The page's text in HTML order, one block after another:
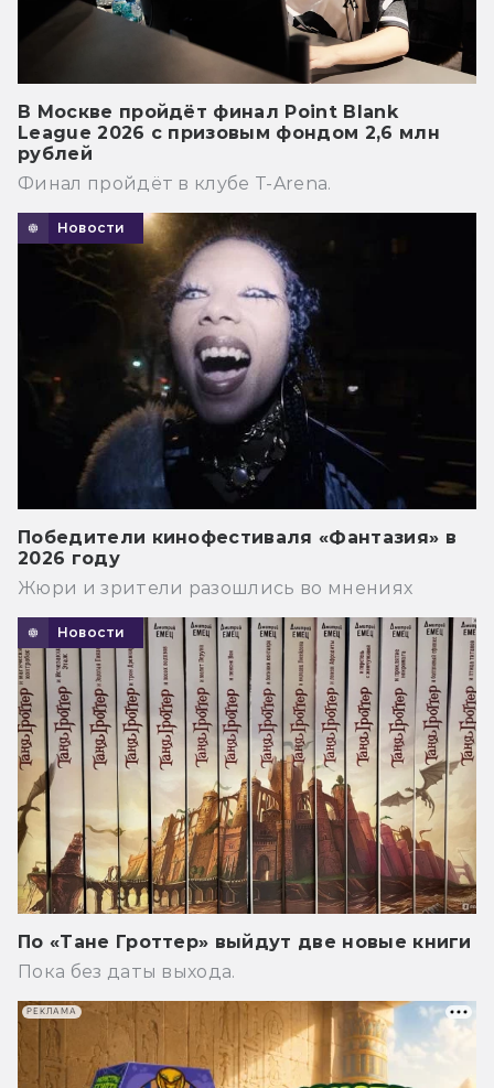
В Москве пройдёт финал Point Blank
League 2026 с призовым фондом 2,6 млн
рублей
Финал пройдёт в клубе T-Arena.
Новости
Победители кинофестиваля «Фантазия» в
2026 году
Жюри и зрители разошлись во мнениях
Новости
По «Тане Гроттер» выйдут две новые книги
Пока без даты выхода.
РЕКЛАМА